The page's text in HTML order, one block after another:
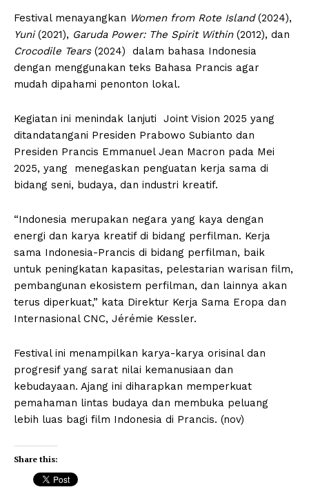
Festival menayangkan Women from Rote Island(2024),
Yuni(2021), Garuda Power: The Spirit Within(2012), dan
Crocodile Tears(2024) dalam bahasa Indonesia
dengan menggunakan teks Bahasa Prancis agar
mudah dipahami penonton lokal.
Kegiatan ini menindak lanjuti Joint Vision 2025 yang
ditandatangani Presiden Prabowo Subianto dan
Presiden Prancis Emmanuel Jean Macron pada Mei
2025, yang menegaskan penguatan kerja sama di
bidang seni, budaya, dan industri kreatif.
“Indonesia merupakan negara yang kaya dengan
energi dan karya kreatif di bidang perfilman. Kerja
sama Indonesia-Prancis di bidang perfilman, baik
untuk peningkatan kapasitas, pelestarian warisan film,
pembangunan ekosistem perfilman, dan lainnya akan
terus diperkuat,” kata Direktur Kerja Sama Eropa dan
Internasional CNC, Jérémie Kessler.
Festival ini menampilkan karya-karya orisinal dan
progresif yang sarat nilai kemanusiaan dan
kebudayaan. Ajang ini diharapkan memperkuat
pemahaman lintas budaya dan membuka peluang
lebih luas bagi film Indonesia di Prancis. (nov)
Share this: